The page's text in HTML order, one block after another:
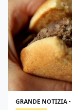
GRANDE NOTIZIA•